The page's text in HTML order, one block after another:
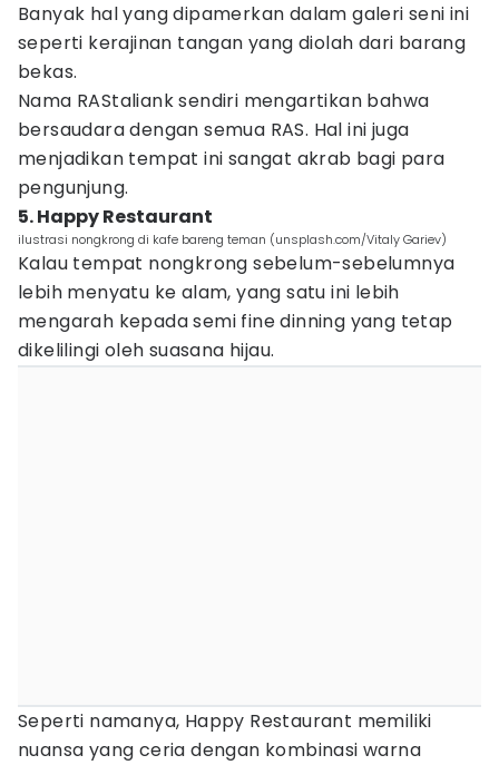
Banyak hal yang dipamerkan dalam galeri seni ini
seperti kerajinan tangan yang diolah dari barang
bekas.
Nama RAStaliank sendiri mengartikan bahwa
bersaudara dengan semua RAS. Hal ini juga
menjadikan tempat ini sangat akrab bagi para
pengunjung.
5. Happy Restaurant
ilustrasi nongkrong di kafe bareng teman (unsplash.com/Vitaly Gariev)
Kalau tempat nongkrong sebelum-sebelumnya
lebih menyatu ke alam, yang satu ini lebih
mengarah kepada semi fine dinning yang tetap
dikelilingi oleh suasana hijau.
Seperti namanya, Happy Restaurant memiliki
nuansa yang ceria dengan kombinasi warna